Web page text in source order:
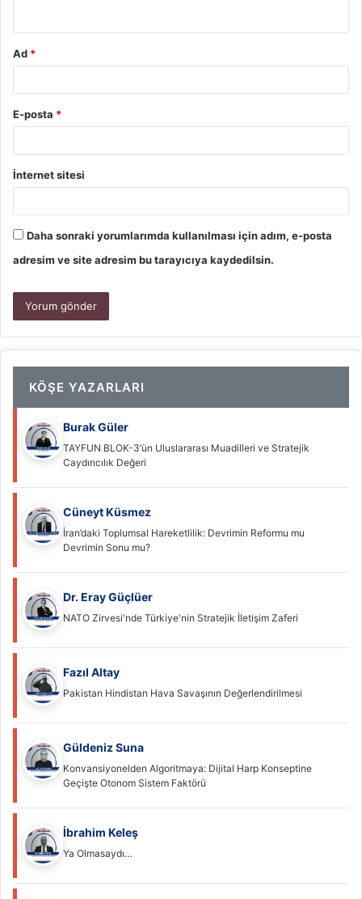
Ad *
E-posta *
İnternet sitesi
Daha sonraki yorumlarımda kullanılması için adım, e-posta
adresim ve site adresim bu tarayıcıya kaydedilsin.
KÖŞE YAZARLARI
Burak Güler
TAYFUN BLOK-3’ün Uluslararası Muadilleri ve Stratejik
Caydırıcılık Değeri
Cüneyt Küsmez
İran’daki Toplumsal Hareketlilik: Devrimin Reformu mu
Devrimin Sonu mu?
Dr. Eray Güçlüer
NATO Zirvesi'nde Türkiye'nin Stratejik İletişim Zaferi
Fazıl Altay
Pakistan Hindistan Hava Savaşının Değerlendirilmesi
Güldeniz Suna
Konvansiyonelden Algoritmaya: Dijital Harp Konseptine
Geçişte Otonom Sistem Faktörü
İbrahim Keleş
Ya Olmasaydı…